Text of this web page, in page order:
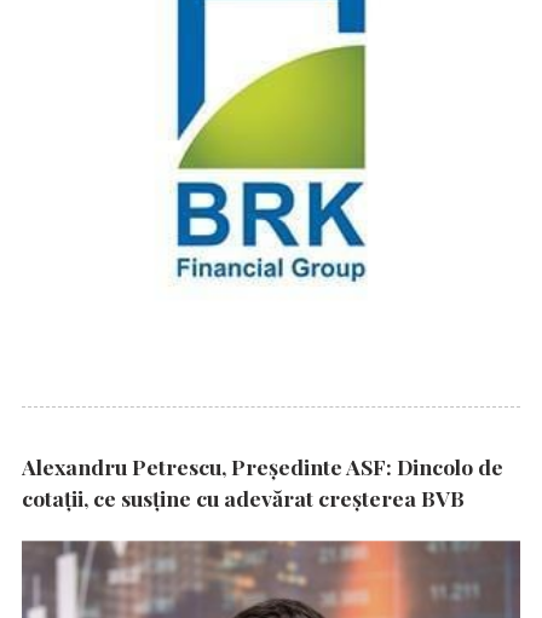
Alexandru Petrescu, Președinte ASF: Dincolo de
cotații, ce susține cu adevărat creșterea BVB